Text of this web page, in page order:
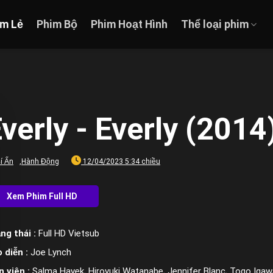
Lẻ Phim Bộ Phim Hoạt Hình Thể loại phim
- Everly
Ẩn Hành Động 12/04/2023 5:34 chiều
thái : Full HD Vietsub
diễn : Joe Lynch